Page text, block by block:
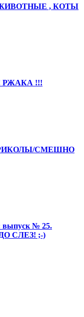
, КОТЫ
! РЖАКА !!!
СМЕШНО
выпуск № 25.
СЛЕЗ! ;-)